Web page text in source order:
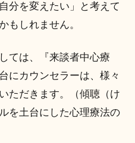
分を変えたい」と考えて
もしれません。
ては、『来談者中心療
にカウンセラーは、様々
ただきます。（傾聴（け
を土台にした心理療法の